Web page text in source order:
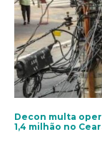
Decon multa
1,4 milhão no